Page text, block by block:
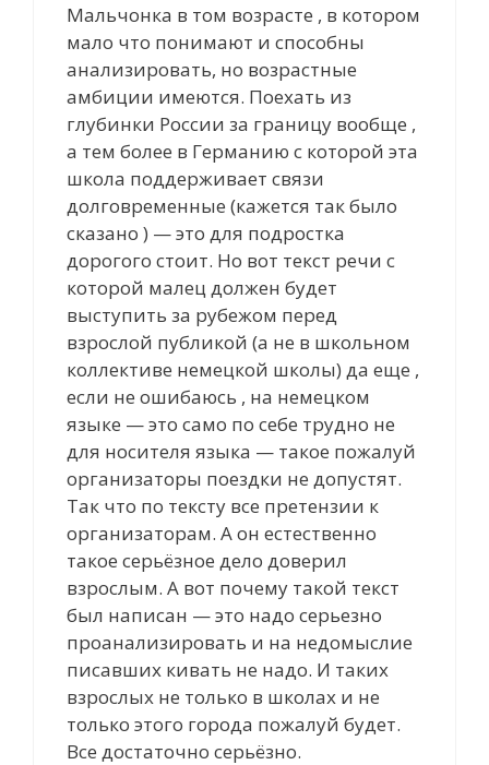
Мальчонка в том возрасте , в котором
мало что понимают и способны
анализировать, но возрастные
амбиции имеются. Поехать из
глубинки России за границу вообще ,
а тем более в Германию с которой эта
школа поддерживает связи
долговременные (кажется так было
сказано ) — это для подростка
дорогого стоит. Но вот текст речи с
которой малец должен будет
выступить за рубежом перед
взрослой публикой (а не в школьном
коллективе немецкой школы) да еще ,
если не ошибаюсь , на немецком
языке — это само по себе трудно не
для носителя языка — такое пожалуй
организаторы поездки не допустят.
Так что по тексту все претензии к
организаторам. А он естественно
такое серьёзное дело доверил
взрослым. А вот почему такой текст
был написан — это надо серьезно
проанализировать и на недомыслие
писавших кивать не надо. И таких
взрослых не только в школах и не
только этого города пожалуй будет.
Все достаточно серьёзно.